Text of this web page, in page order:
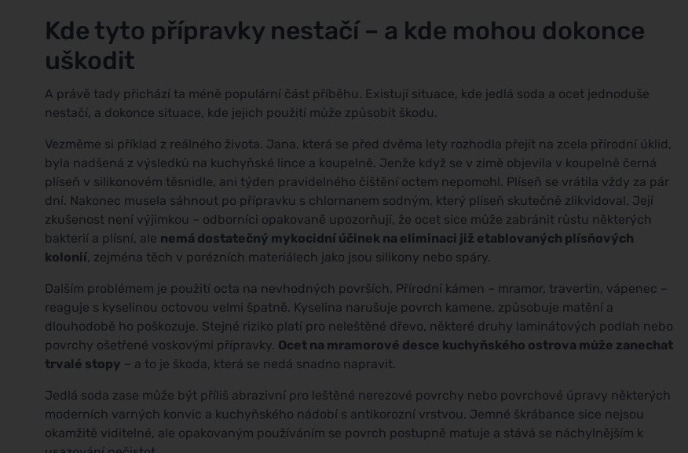
Kde tyto přípravky nestačí – a kde mohou dokonce
uškodit
A právě tady přichází ta méně populární část příběhu. Existují situace, kde jedlá soda a ocet jednoduše
nestačí, a dokonce situace, kde jejich použití může způsobit škodu.
Vezměme si příklad z reálného života. Jana, která se před dvěma lety rozhodla přejít na zcela přírodní úklid,
byla nadšená z výsledků na kuchyňské lince a koupelně. Jenže když se v zimě objevila v koupelně černá
plíseň v silikonovém těsnidle, ani týden pravidelného čištění octem nepomohl. Plíseň se vrátila vždy za pár
dní. Nakonec musela sáhnout po přípravku s chlornanem sodným, který plíseň skutečně zlikvidoval. Její
zkušenost není výjimkou – odborníci opakovaně upozorňují, že ocet sice může zabránit růstu některých
bakterií a plísní, ale nemá dostatečný mykocidní účinek na eliminaci již etablovaných plísňových
kolonií, zejména těch v porézních materiálech jako jsou silikony nebo spáry.
Dalším problémem je použití octa na nevhodných površích. Přírodní kámen – mramor, travertin, vápenec –
reaguje s kyselinou octovou velmi špatně. Kyselina narušuje povrch kamene, způsobuje matění a
dlouhodobě ho poškozuje. Stejné riziko platí pro neleštěné dřevo, některé druhy laminátových podlah nebo
povrchy ošetřené voskovými přípravky. Ocet na mramorové desce kuchyňského ostrova může zanechat
trvalé stopy – a to je škoda, která se nedá snadno napravit.
Jedlá soda zase může být příliš abrazivní pro leštěné nerezové povrchy nebo povrchové úpravy některých
moderních varných konvic a kuchyňského nádobí s antikorozní vrstvou. Jemné škrábance sice nejsou
okamžitě viditelné, ale opakovaným používáním se povrch postupně matuje a stává se náchylnějším k